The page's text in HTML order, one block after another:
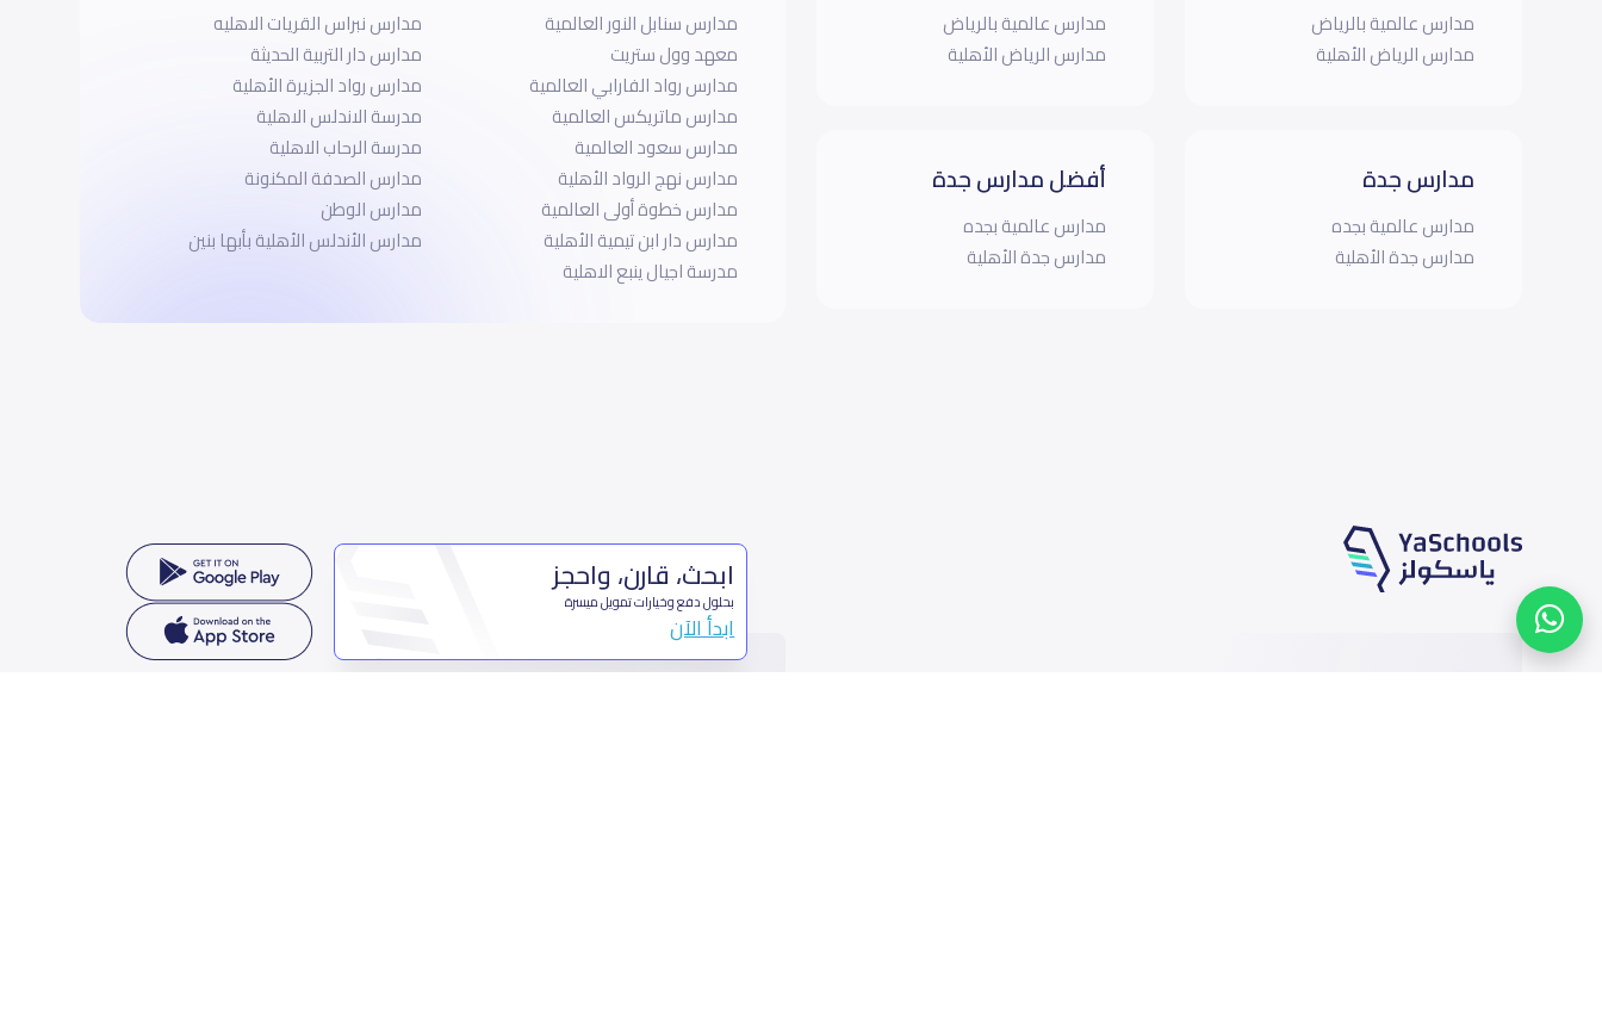
مدارس عالمية بالرياض
مدارس الرياض الأهلية
مدارس جدة
مدارس عالمية بجده
مدارس جدة الأهلية
مدارس عالمية بالرياض
مدارس الرياض الأهلية
أفضل مدارس جدة
مدارس عالمية بجده
مدارس جدة الأهلية
مدارس سنابل النور العالمية
معهد وول ستريت
مدارس رواد الفارابي العالمية
مدارس ماتريكس العالمية
مدارس سعود العالمية
مدارس نهج الرواد الأهلية
مدارس خطوة أولى العالمية
مدارس دار ابن تيمية الأهلية
مدرسة اجيال ينبع الاهلية
مدارس نبراس القريات الاهليه
مدارس دار التربية الحديثة
مدارس رواد الجزيرة الأهلية
مدرسة الاندلس الاهلية
مدرسة الرحاب الاهلية
مدارس الصدفة المكنونة
مدارس الوطن
مدارس الأندلس الأهلية بأبها بنين
ابحث، قارن، واحجز
بحلول دفع وخيارات تمويل ميسرة
ابدأ الآن